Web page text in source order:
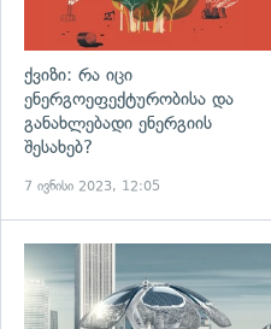
ქვიზი: რა იცი
ენერგოეფექტურობისა და
განახლებადი ენერგიის
შესახებ?
7 ივნისი 2023, 12:05